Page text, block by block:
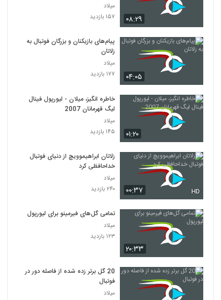
۰۸:۲۹
میلاد
۱۵۷ بازدید
۰۴:۰۵
پیام‌های بازیکنان و بزرگان فوتبال به
زلاتان
میلاد
۱۷۷ بازدید
۰۱:۲۰
خاطره انگیز، میلان - لیورپول فینال
لیگ قهرمانان 2007
میلاد
۱۴۵ بازدید
۰۰:۳۷ HD
زلاتان ابراهیموویچ از دنیای فوتبال
خداحافظی کرد
میلاد
۲۴۰ بازدید
۲۰:۳۳
تمامی گل‌‎های فیرمینو برای لیورپول
میلاد
۱۲۳ بازدید
20 گل برتر زده شده از فاصله دور در
فوتبال
میلاد